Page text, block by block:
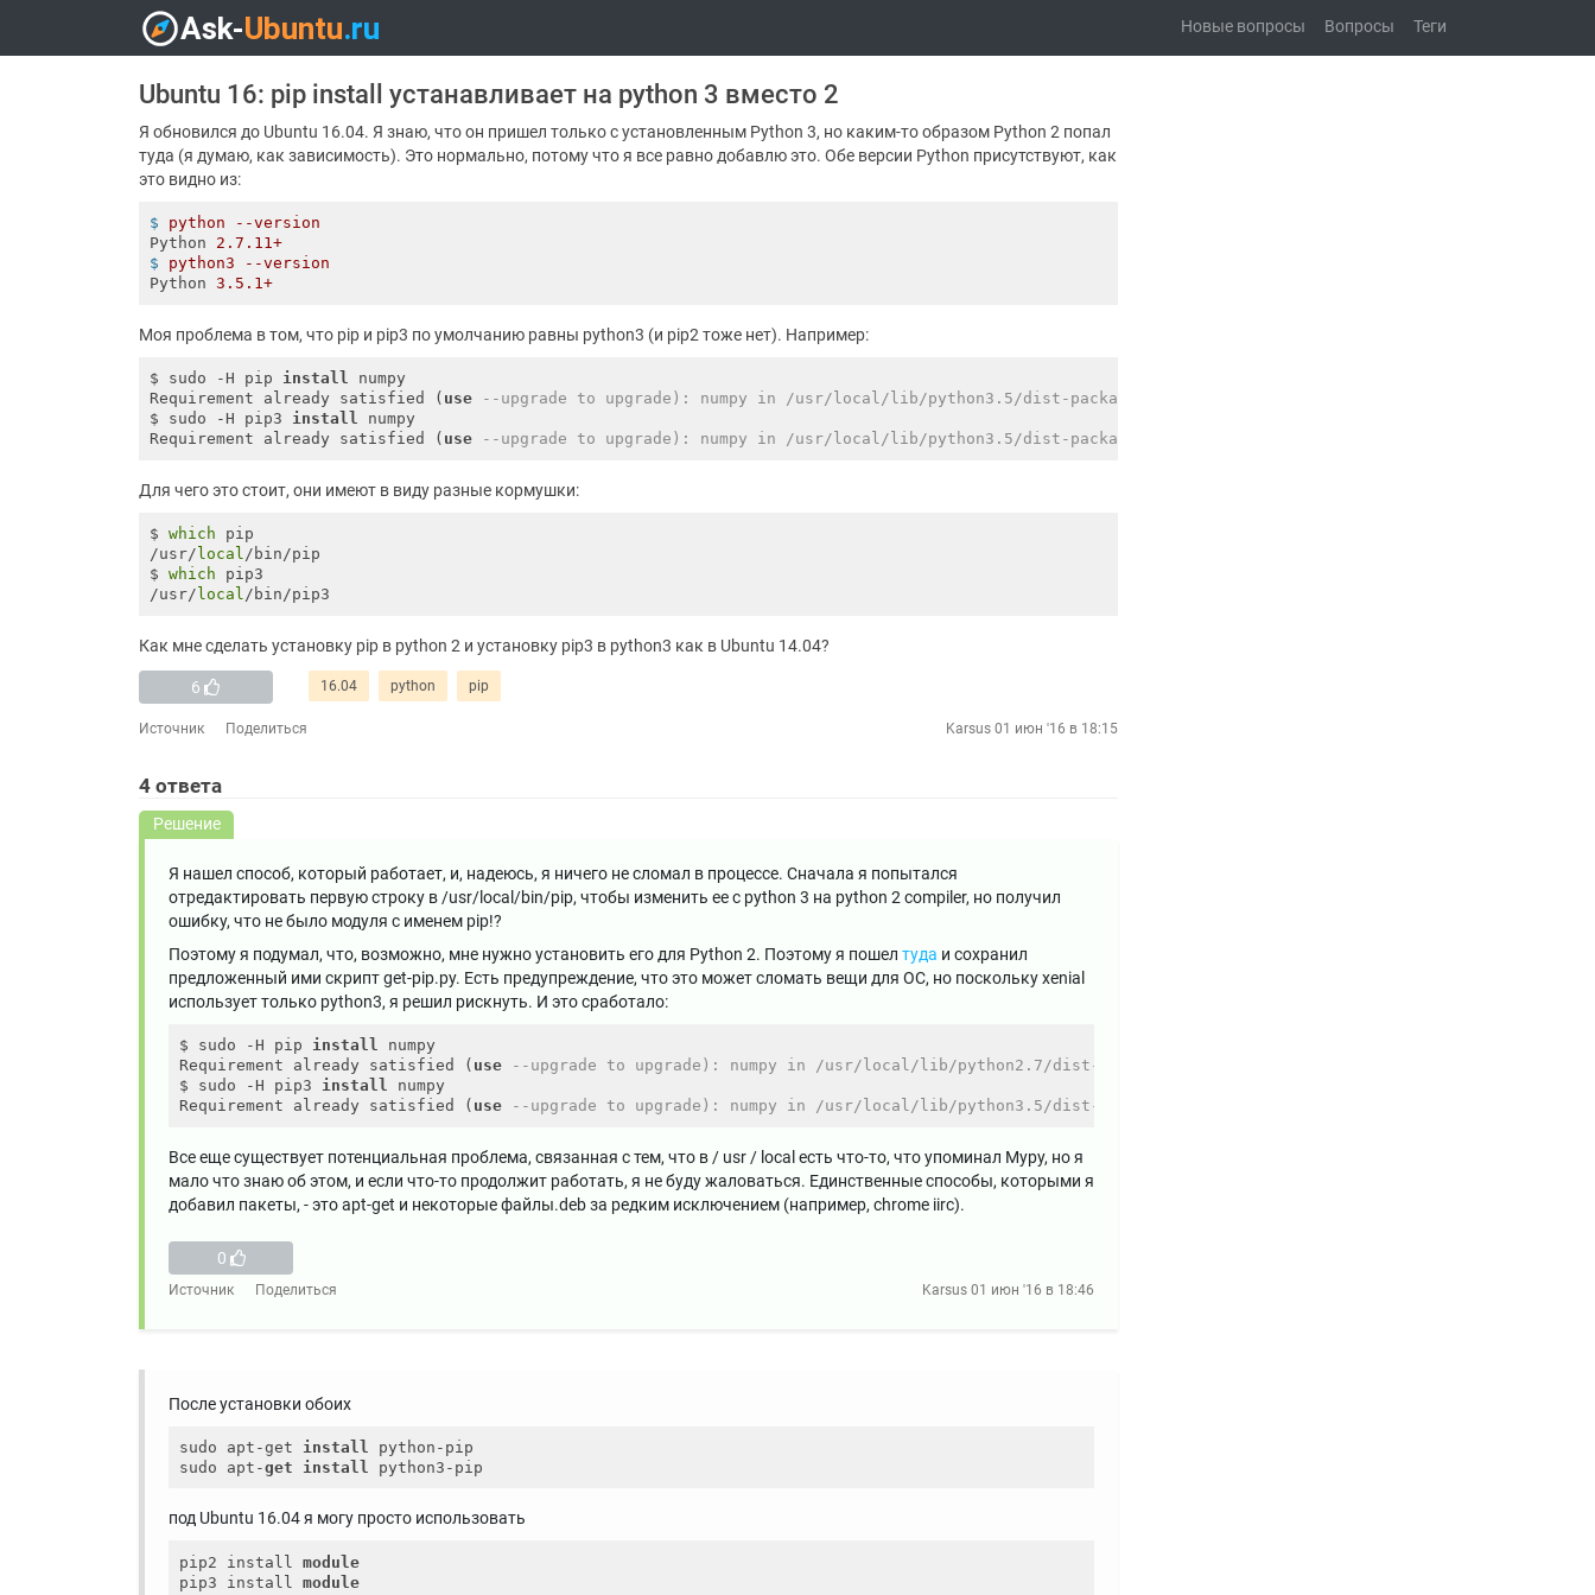
Новые вопросы Вопросы Теги
Ubuntu 16: pip install устанавливает на python 3 вместо 2
Я обновился до Ubuntu 16.04. Я знаю, что он пришел только с установленным Python 3, но каким-то образом Python 2 попал
туда (я думаю, как зависимость). Это нормально, потому что я все равно добавлю это. Обе версии Python присутствуют, как
это видно из:
$
python --version
Python
2.7.11+
$
python3 --version
Python
3.5.1+
Моя проблема в том, что pip и pip3 по умолчанию равны python3 (и pip2 тоже нет). Например:
$ sudo -H pip install numpy
Requirement already satisfied ( use
--upgrade to upgrade): numpy in /usr/local/lib/python3.5/dist-packages
$ sudo -H pip3 install numpy
Requirement already satisfied ( use --upgrade to upgrade): numpy in /usr/local/lib/python3.5/dist-packages
Для чего это стоит, они имеют в виду разные кормушки:
$ which pip
/usr/ local/bin/pip
$ which pip3
/usr/ local
Как мне сделать установку pip в python 2 и установку pip3 в python3 как в Ubuntu 14.04?
6 16.04 python pip
Источник Поделиться Karsus 01 июн '16 в 18:15
4 ответа
Решение
Я нашел способ, который работает, и, надеюсь, я ничего не сломал в процессе. Сначала я попытался
отредактировать первую строку в /usr/local/bin/pip, чтобы изменить ее с python 3 на python 2 compiler, но получил
ошибку, что не было модуля с именем pip!?
Поэтому я подумал, что, возможно, мне нужно установить его для Python 2. Поэтому я пошел туда и сохранил
предложенный ими скрипт get-pip.py. Есть предупреждение, что это может сломать вещи для ОС, но поскольку xenial
использует только python3, я решил рискнуть. И это сработало:
$ sudo -H pip install numpy
Requirement already satisfied ( use
--upgrade to upgrade): numpy in /usr/local/lib/python2.7/dist-packages
$ sudo -H pip3 install numpy
Requirement already satisfied ( use --upgrade to upgrade): numpy in /usr/local/lib/python3.5/dist-packages
Все еще существует потенциальная проблема, связанная с тем, что в / usr / local есть что-то, что упоминал Муру, но я
мало что знаю об этом, и если что-то продолжит работать, я не буду жаловаться. Единственные способы, которыми я
добавил пакеты, - это apt-get и некоторые файлы.deb за редким исключением (например, chrome iirc).
0
Источник Поделиться Karsus 01 июн '16 в 18:46
После установки обоих
sudo apt-get install
python-pip
sudo apt-get install
под Ubuntu 16.04 я могу просто использовать
pip2 install module
pip3 install module